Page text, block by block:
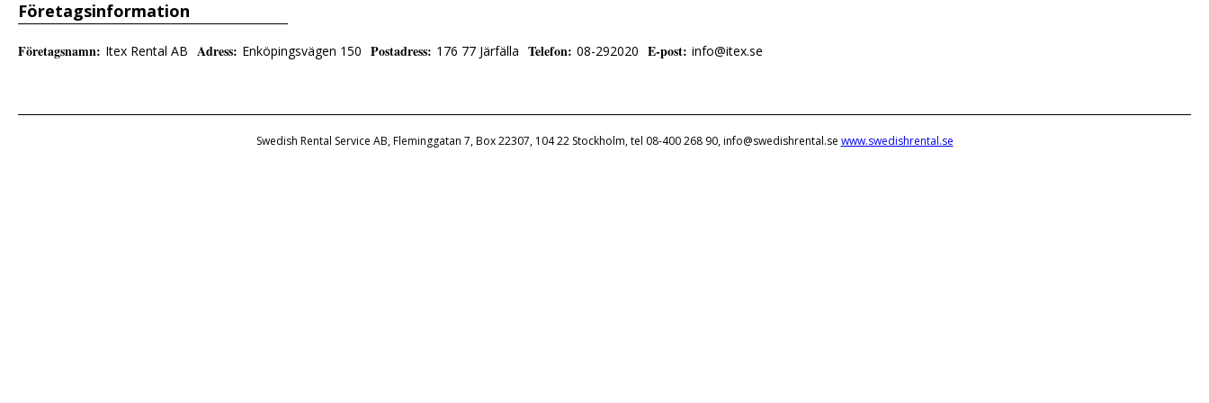
Företagsinformation
Företagsnamn: Itex Rental AB Adress: Enköpingsvägen 150 Postadress: 176 77 Järfälla Telefon: 08-292020 E-post: info@itex.se
Swedish Rental Service AB, Fleminggatan 7, Box 22307, 104 22 Stockholm, tel 08-400 268 90, info@swedishrental.se www.swedishrental.se